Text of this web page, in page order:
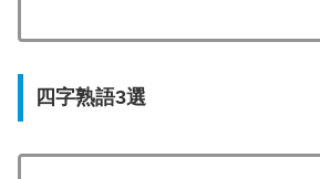
四字熟語3選